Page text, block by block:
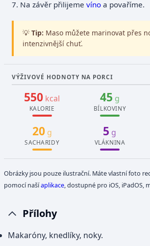
7. Na závěr přilijemevíno a povaříme.
💡 Tip: Maso můžete marinovat přes
intenzivnější chuť.
VÝŽIVOVÉ HODNOTY NA PORCI
550 kcal
KALORIE
45 g
BÍLKOVINY
20g
SACHARIDY
5 g
VLÁKNINA
Obrázky jsou pouze ilustrační. Máte vlastní foto
pomocí našíaplikace, dostupné pro iOS, iPadOS,
Přílohy
Makaróny, knedlíky, noky.